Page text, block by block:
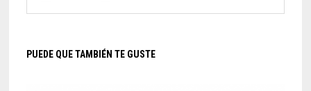
PUEDE QUE TAMBIÉN TE GUSTE